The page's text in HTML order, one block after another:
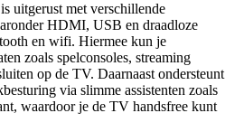
uitgerust met verschillende
HDMI, USB en draadloze
en wifi. Hiermee kun je
zoals spelconsoles, streaming
op de TV. Daarnaast ondersteunt
via slimme assistenten zoals
waardoor je de TV handsfree kunt